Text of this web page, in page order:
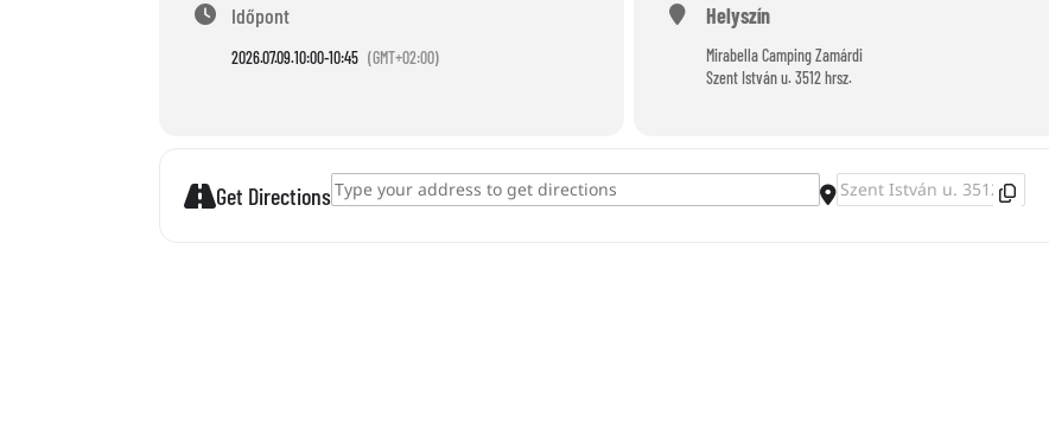
Időpont
2026.07.09.10:00-10:45 (GMT+02:00)
Helyszín
Mirabella Camping Zamárdi
Szent István u. 3512 hrsz.
Get DirectionsAddress - Maszkészítés [] Destination Address - Maszkészítés []